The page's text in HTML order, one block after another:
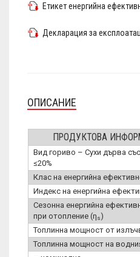
Етикет енергийна
Декларация за
ОПИСАНИЕ
ПРОДУКТОВА
Вид гориво – Сухи дърва
≤20%
Клас на енергийна
Индекс на енергийна
Сезонна енергийна
при отопление (ηs)
Топлинна мощност от
Топлинна мощност на